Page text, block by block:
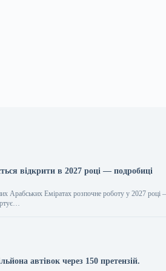
відкрити в 2027 році — подробиці
Арабських Еміратах розпочне роботу у 2027
автівок через 150 претензій.